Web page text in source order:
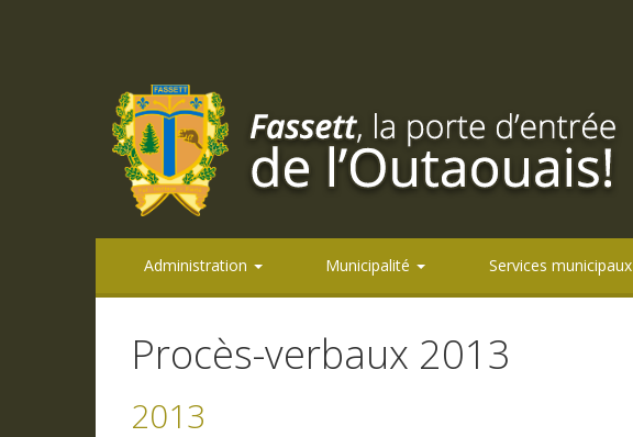
Administration Municipalité Services municipaux
Procès-verbaux 2013
2013